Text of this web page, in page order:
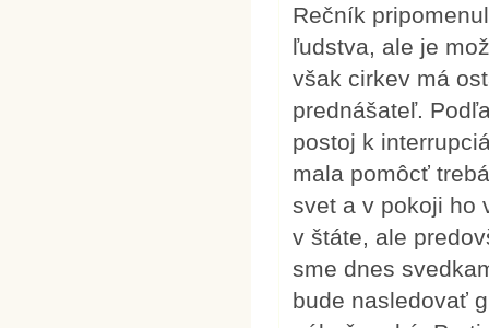
Rečník
ľudstva, ale je
však cirkev má
prednášateľ.
postoj k
mala pomôcť
svet a v pokoji ho
v štáte, ale
sme dnes
bude nasledovať